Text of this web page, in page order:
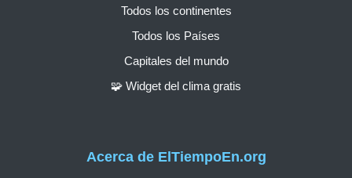
Acerca de ElTiempoEn.org
Todos los continentes
Todos los Países
Capitales del mundo
🧩 Widget del clima gratis